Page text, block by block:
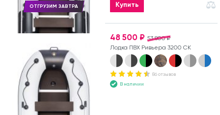
ОТГРУЗИМ ЗАВТРА Купить
53 800 ₽
48 500 ₽
Лодка ПВХ Ривьера 3200 СК
86 отзывов
В наличии